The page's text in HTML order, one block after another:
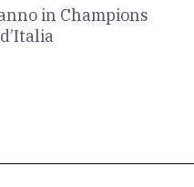
in Champions